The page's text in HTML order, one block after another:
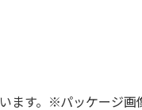
ます。※パッケージ